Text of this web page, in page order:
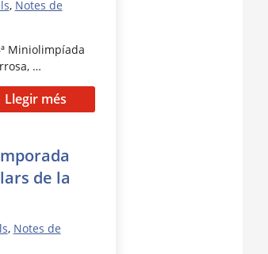
, Notes de
Miniolimpíada
…
Llegir més
de la
, Notes de